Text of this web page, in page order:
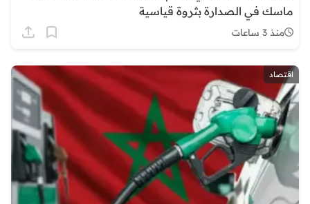
ماسك في الصدارة بثروة قياسية
منذ 3 ساعات
اقتصاد